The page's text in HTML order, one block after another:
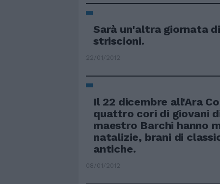
Sarà un'altra giornata
striscioni.
22/01/2012
Il 22 dicembre all'Ara
quattro cori di giovani
maestro Barchi hanno
natalizie, brani di
antiche.
08/01/2012